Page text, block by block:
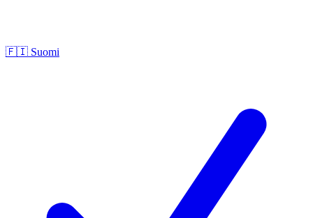
🇫🇮 Suomi